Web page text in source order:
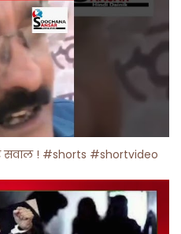
सवाल ! #shorts #shortvideo